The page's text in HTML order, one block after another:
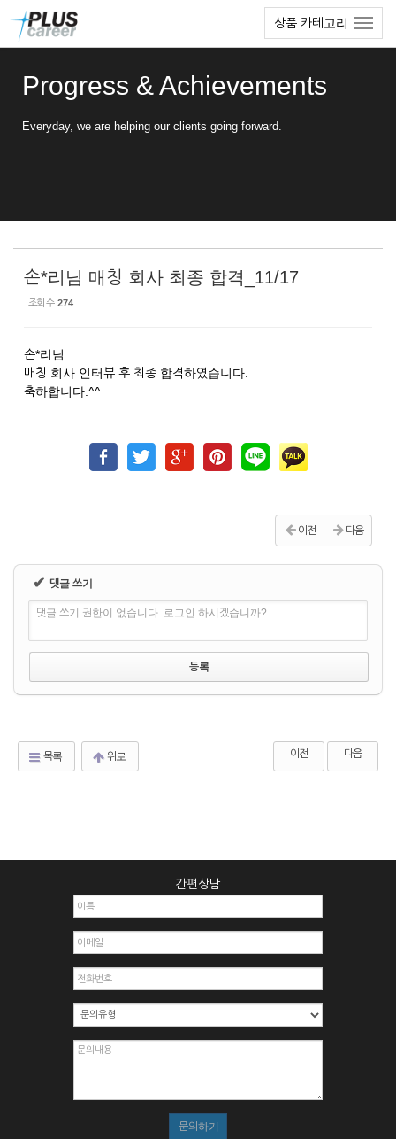
상품 카테고리
Progress & Achievements
Everyday, we are helping our clients going forward.
손*리님 매칭 회사 최종 합격_11/17
조회 수 274
손*리님
매칭 회사 인터뷰 후 최종 합격하였습니다.
축하합니다.^^
이전 다음
✔ 댓글 쓰기
댓글 쓰기 권한이 없습니다. 로그인 하시겠습니까?
목록 위로 이전 다음
간편상담